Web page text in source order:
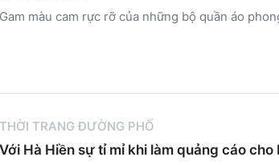
Gam màu cam rực rỡ của những bộ quần áo
THỜI TRANG ĐƯỜNG PHỐ
Với Hà Hiền sự tỉ mỉ khi làm quảng cáo